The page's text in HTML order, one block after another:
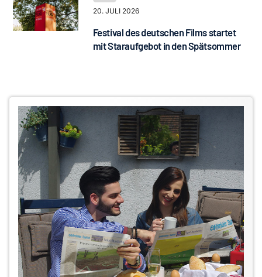
20. JULI 2026
Festival des deutschen Films startet
mit Staraufgebot in den Spätsommer